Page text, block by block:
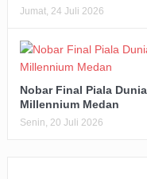
Jumat, 24 Juli 2026
Nobar Final Piala
Millennium Medan
Senin, 20 Juli 2026